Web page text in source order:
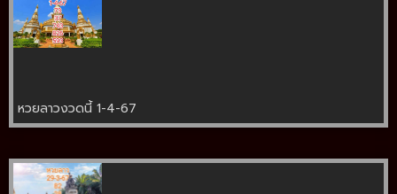
หวยลาวงวดนี้ 1-4-67